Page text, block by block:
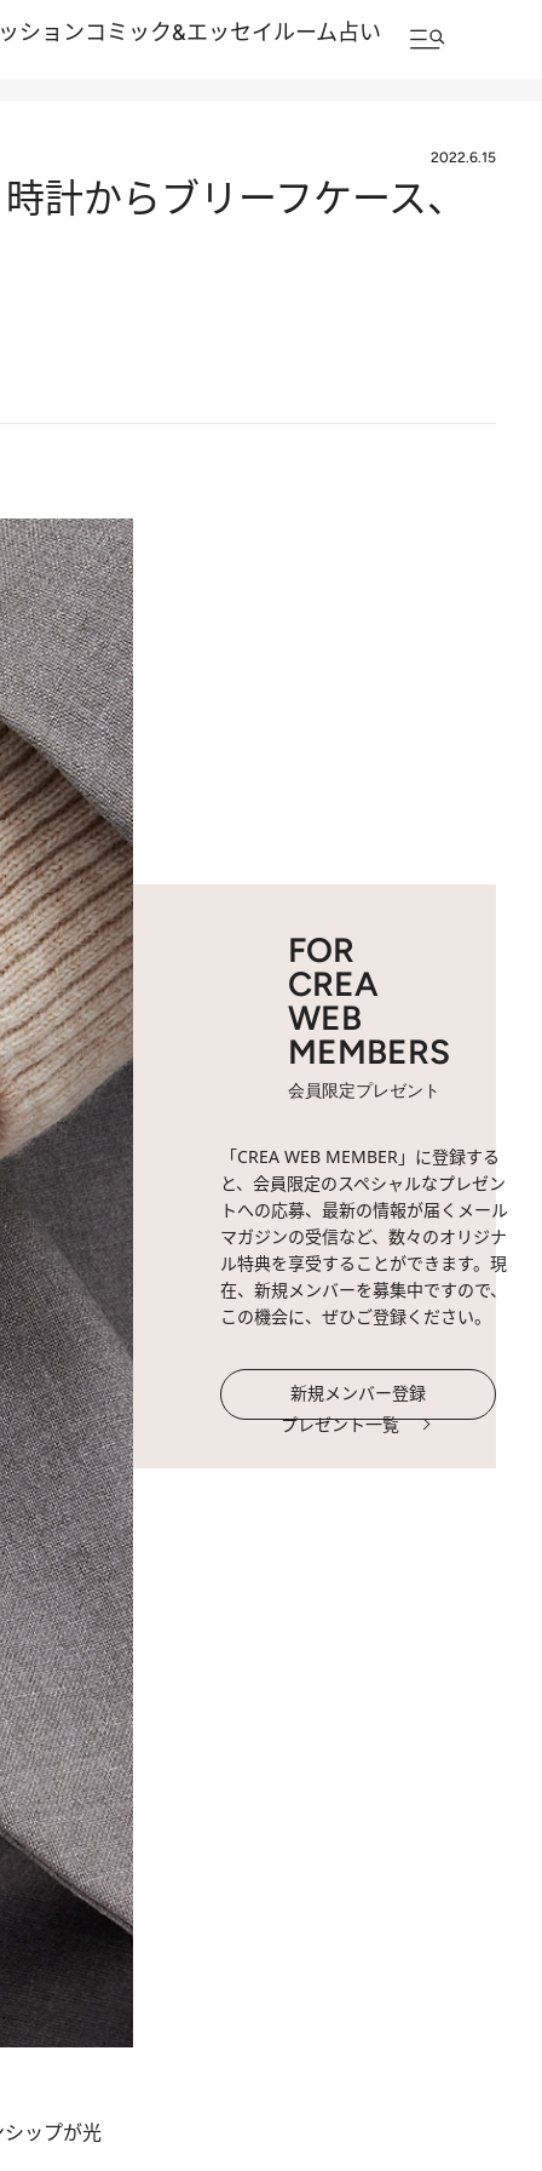
ションコミック&エッセイルーム占い
2022.6.15
計からブリーフケース、
ップが光
FOR
CREA
WEB
MEMBERS
会員限定プレゼント
「CREA WEB MEMBER」に登録する
と、会員限定のスペシャルなプレゼン
トへの応募、最新の情報が届くメール
マガジンの受信など、数々のオリジナ
ル特典を享受することができます。現
在、新規メンバーを募集中ですので、
この機会に、ぜひご登録ください。
新規メンバー登録
プレゼント一覧